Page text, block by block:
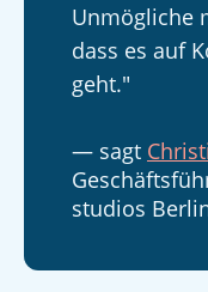
Unmögliche
dass es auf
geht."
— sagt
studios